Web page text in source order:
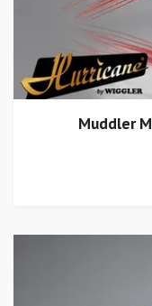
Muddler